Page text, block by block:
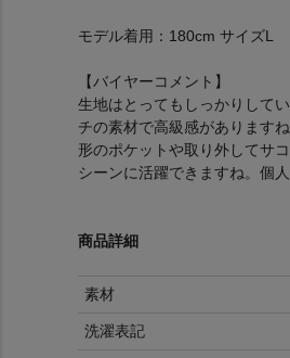
モデル着用：180cm サイズL
【バイヤーコメント】
生地はとってもしっかりして
チの素材で高級感があります
形のポケットや取り外してサ
シーンに活躍できますね。個
商品詳細
素材
洗濯表記